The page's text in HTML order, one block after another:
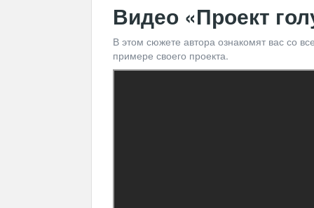
Видео «Проект
В этом сюжете автора ознакомят вас со
примере своего проекта.